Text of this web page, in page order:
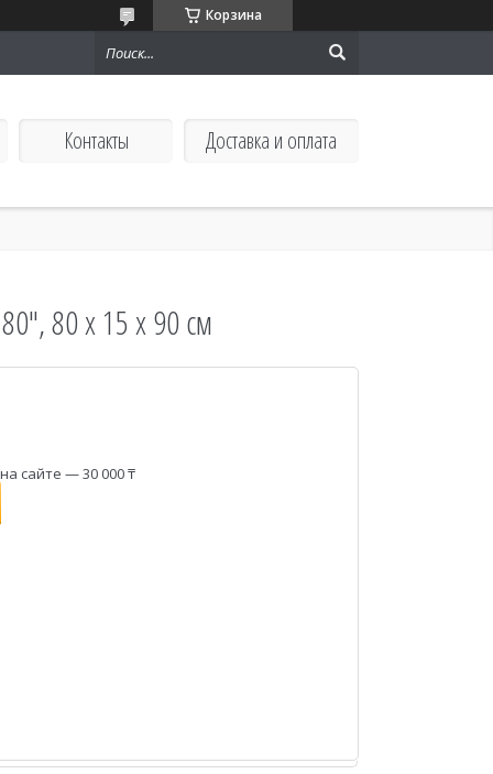
Корзина
Контакты Доставка и оплата
80 х 15 х 90 см
сайте — 30 000 ₸